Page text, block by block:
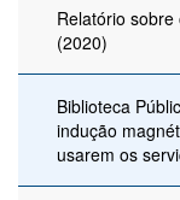
Relatório
(2020)
Biblioteca
indução
usarem os